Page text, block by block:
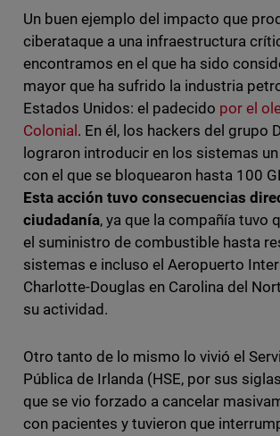
Un buen ejemplo del impacto que
ciberataque a una infraestructura
encontramos en el que ha sido
mayor que ha sufrido la industria
Estados Unidos: el padecido por el
Colonial . En él, los hackers del grupo
lograron introducir en los sistemas un
con el que se bloquearon hasta 100
Esta acción tuvo consecuencias
ciudadanía, ya que la compañía tuvo
el suministro de combustible hasta
sistemas e incluso el Aeropuerto
Charlotte-Douglas en Carolina del
su actividad.
Otro tanto de lo mismo lo vivió el
Pública de Irlanda (HSE, por sus
que se vio forzado a cancelar
con pacientes y tuvieron que